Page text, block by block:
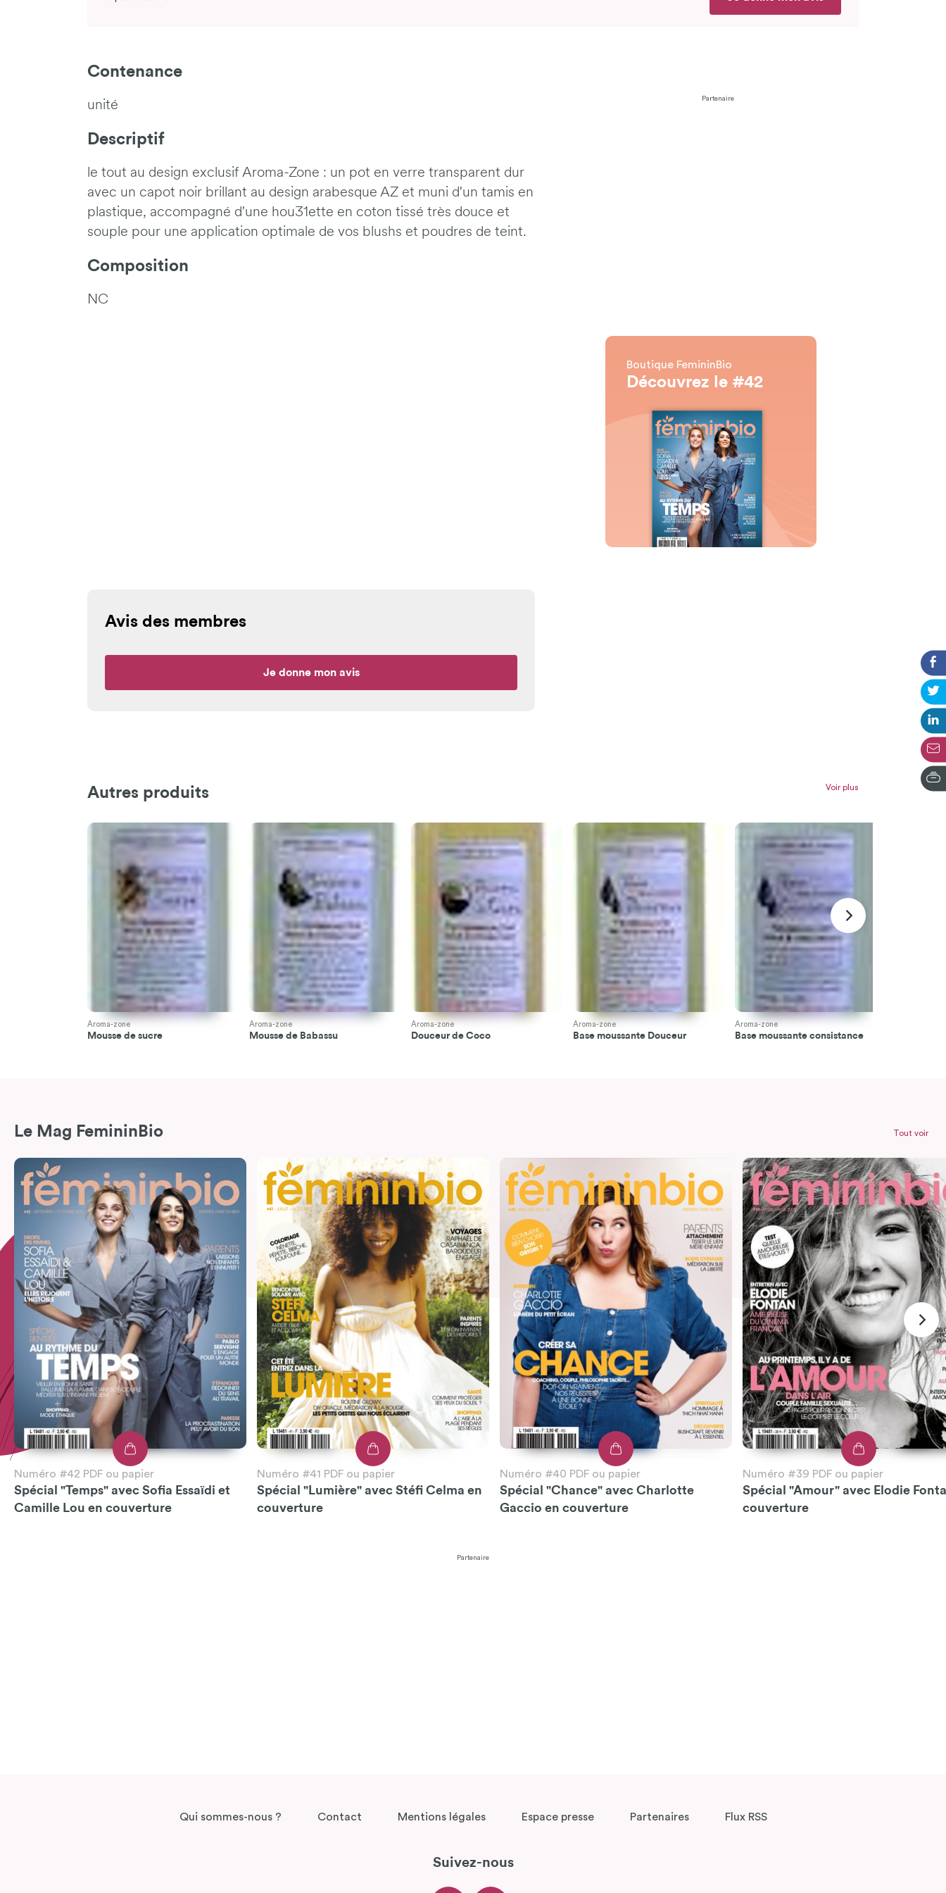
Partenaire
Boutique FemininBio
Découvrez le #42
Contenance
unité
Descriptif
le tout au design exclusif Aroma-Zone : un pot en verre transparent dur
avec un capot noir brillant au design arabesque AZ et muni d'un tamis en
plastique, accompagné d'une hou31ette en coton tissé très douce et
souple pour une application optimale de vos blushs et poudres de teint.
Composition
NC
Avis des membres
Je donne mon avis
Autres produits Voir plus
Aroma-zone
Mousse de sucre
Aroma-zone
Mousse de Babassu
Aroma-zone
Douceur de Coco
Aroma-zone
Base moussante Douceur
Aroma-zone
Base moussante consistance
Le Mag FemininBio
Numéro #42 PDF ou papier
Spécial "Temps" avec Sofia Essaïdi et
Camille Lou en couverture
Numéro #41 PDF ou papier
Spécial "Lumière" avec Stéfi Celma en
couverture
Numéro #40 PDF ou papier
Spécial "Chance" avec Charlotte
Gaccio en couverture
Numéro #39 PDF ou papier
Spécial "Amour" avec Elodie
couverture
Tout voir
Partenaire
Qui sommes-nous ? Contact Mentions légales Espace presse Partenaires Flux RSS
Suivez-nous